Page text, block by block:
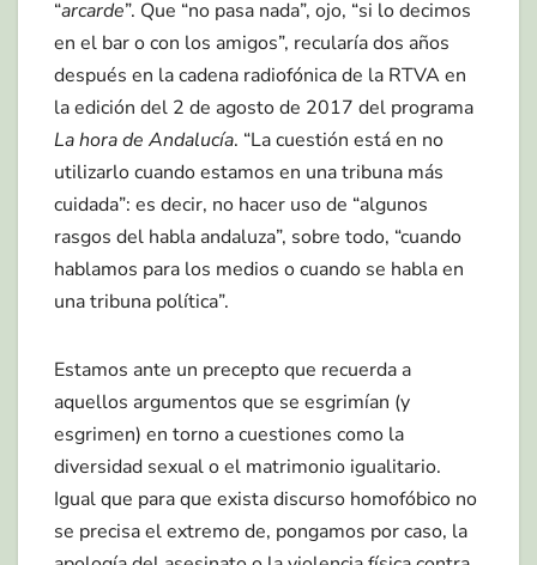
“arcarde”. Que “no pasa nada”, ojo, “si lo decimos
en el bar o con los amigos”, recularía dos años
después en la cadena radiofónica de la RTVA en
la edición del 2 de agosto de 2017 del programa
La hora de Andalucía. “La cuestión está en no
utilizarlo cuando estamos en una tribuna más
cuidada”: es decir, no hacer uso de “algunos
rasgos del habla andaluza”, sobre todo, “cuando
hablamos para los medios o cuando se habla en
una tribuna política”.
Estamos ante un precepto que recuerda a
aquellos argumentos que se esgrimían (y
esgrimen) en torno a cuestiones como la
diversidad sexual o el matrimonio igualitario.
Igual que para que exista discurso homofóbico no
se precisa el extremo de, pongamos por caso, la